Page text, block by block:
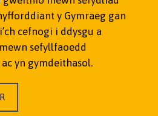
y Gymraeg gan
cefnogi i ddysgu a
sefyllfaoedd
yn gymdeithasol.